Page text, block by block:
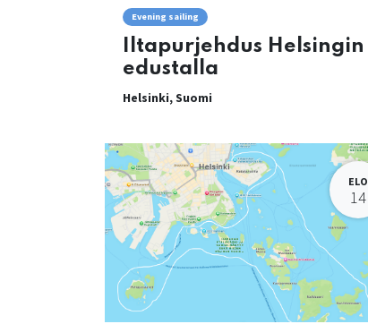
Evening sailing
Iltapurjehdus Helsingin
edustalla
Helsinki,Suomi
ELO
14